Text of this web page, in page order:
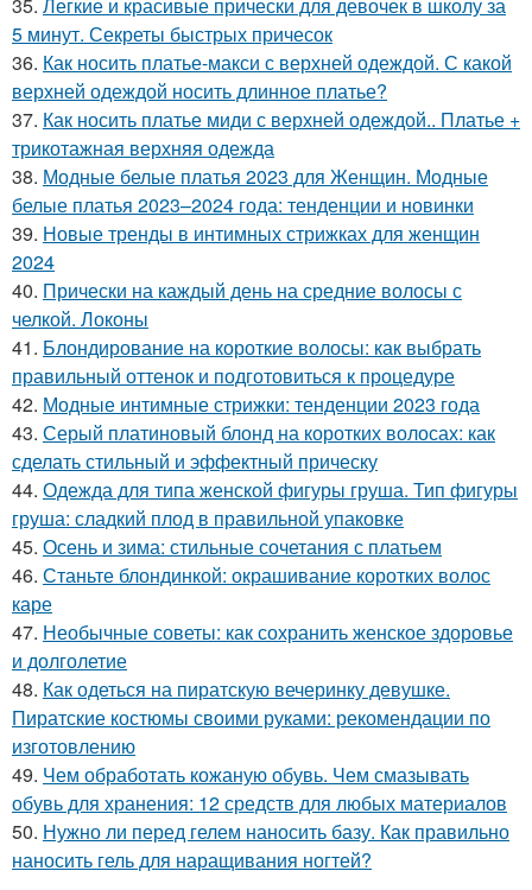
5 минут. Секреты быстрых причесок
36. Как носить платье-макси с верхней одеждой. С какой
верхней одеждой носить длинное платье?
37. Как носить платье миди с верхней одеждой.. Платье +
трикотажная верхняя одежда
38. Модные белые платья 2023 для Женщин. Модные
белые платья 2023–2024 года: тенденции и новинки
39. Новые тренды в интимных стрижках для женщин
2024
40. Прически на каждый день на средние волосы с
челкой. Локоны
41. Блондирование на короткие волосы: как выбрать
правильный оттенок и подготовиться к процедуре
42. Модные интимные стрижки: тенденции 2023 года
43. Серый платиновый блонд на коротких волосах: как
сделать стильный и эффектный прическу
44. Одежда для типа женской фигуры груша. Тип фигуры
груша: сладкий плод в правильной упаковке
45. Осень и зима: стильные сочетания с платьем
46. Станьте блондинкой: окрашивание коротких волос
каре
47. Необычные советы: как сохранить женское здоровье
и долголетие
48. Как одеться на пиратскую вечеринку девушке.
Пиратские костюмы своими руками: рекомендации по
изготовлению
49. Чем обработать кожаную обувь. Чем смазывать
обувь для хранения: 12 средств для любых материалов
50. Нужно ли перед гелем наносить базу. Как правильно
наносить гель для наращивания ногтей?